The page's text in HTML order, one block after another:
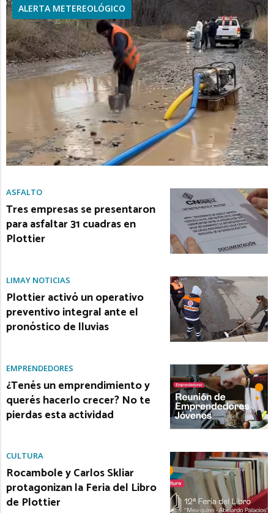
ALERTA METEREOLÓGICO
ASFALTO
Tres empresas se presentaron
para asfaltar 31 cuadras en
Plottier
LIMAY NOTICIAS
Plottier activó un operativo
preventivo integral ante el
pronóstico de lluvias
EMPRENDEDORES
¿Tenés un emprendimiento y
querés hacerlo crecer? No te
pierdas esta actividad
CULTURA
Rocambole y Carlos Skliar
protagonizan la Feria del Libro
de Plottier